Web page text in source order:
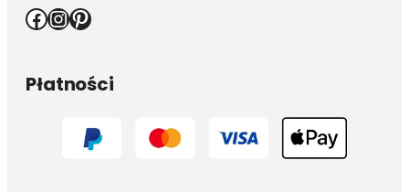
Facebook InstagramPinterest
Płatności